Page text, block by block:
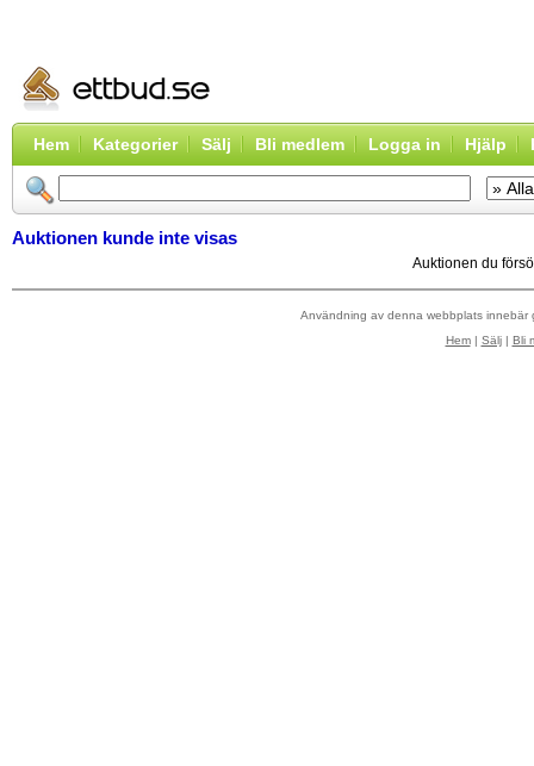
Hem Kategorier Sälj Bli medlem Logga in Hjälp
Auktionen kunde inte visas
Auktionen du
Användning av denna webbplats
Hem| Sälj| Bli